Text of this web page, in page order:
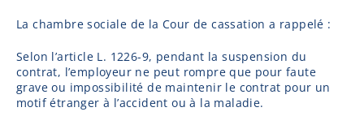
La chambre sociale de la Cour de cassation a rappelé :
Selon l’article L. 1226-9, pendant la suspension du
contrat, l’employeur ne peut rompre que pour faute
grave ou impossibilité de maintenir le contrat pour un
motif étranger à l’accident ou à la maladie.